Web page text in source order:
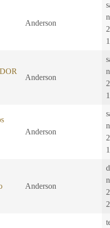
Anderson
Anderson
Anderson
Anderson